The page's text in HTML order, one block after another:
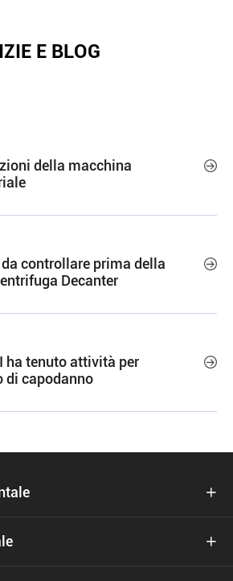
E BLOG
della macchina

controllare prima della
Decanter

ha tenuto attività per
di capodanno


